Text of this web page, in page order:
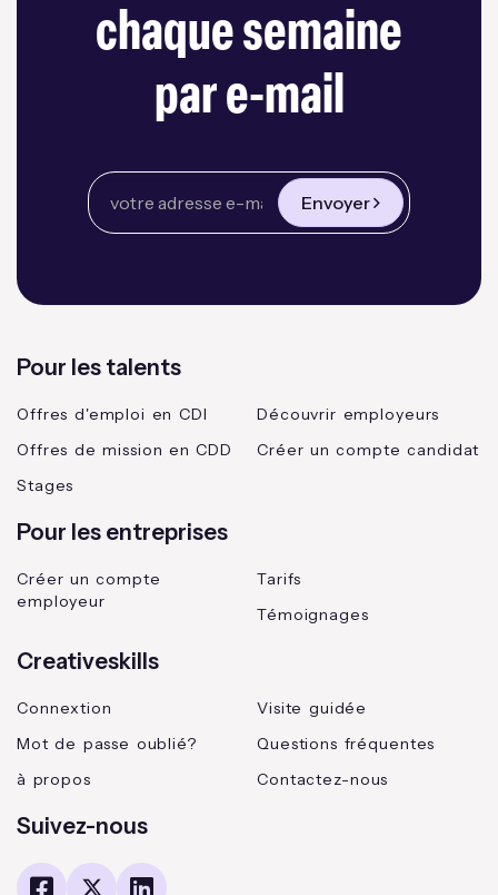
chaque semaine
par e-mail
Envoyer
Pour les talents
Offres d'emploi en CDI
Offres de mission en CDD
Stages
Découvrir employeurs
Créer un compte candidat
Pour les entreprises
Créer un compte
employeur
Tarifs
Témoignages
Creativeskills
Connextion
Mot de passe oublié?
à propos
Visite guidée
Questions fréquentes
Contactez-nous
Suivez-nous